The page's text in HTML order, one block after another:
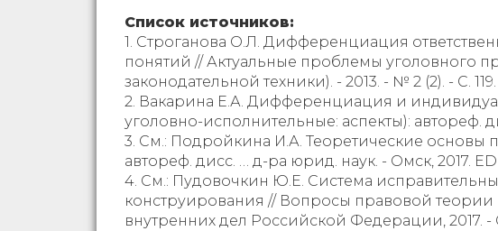
Список источников:
1. Строганова О.Л. Дифференциация
понятий // Актуальные проблемы уголовного
законодательной техники). - 2013. - № 2 (2). - С.
2. Вакарина Е.А. Дифференциация и
уголовно-исполнительные: аспекты): автореф.
3. См.: Подройкина И.А. Теоретические основы
автореф. дисс. … д-ра юрид. наук. - Омск, 2017.
4. См.: Пудовочкин Ю.Е. Система
конструирования // Вопросы правовой теории
внутренних дел Российской Федерации, 2017. -